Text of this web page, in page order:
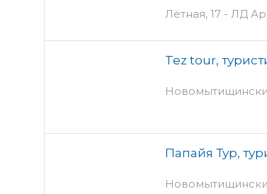
Лётная, 17 - ЛД
Tez tour,
Папайя Тур,